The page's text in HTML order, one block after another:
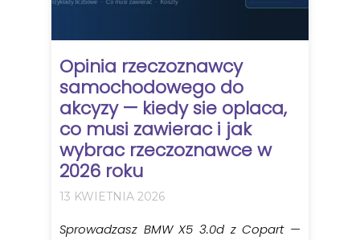
Opinia rzeczoznawcy
samochodowego do
akcyzy — kiedy sie oplaca,
co musi zawierac i jak
wybrac rzeczoznawce w
2026 roku
13 KWIETNIA 2026
Sprowadzasz BMW X5 3.0d z Copart —